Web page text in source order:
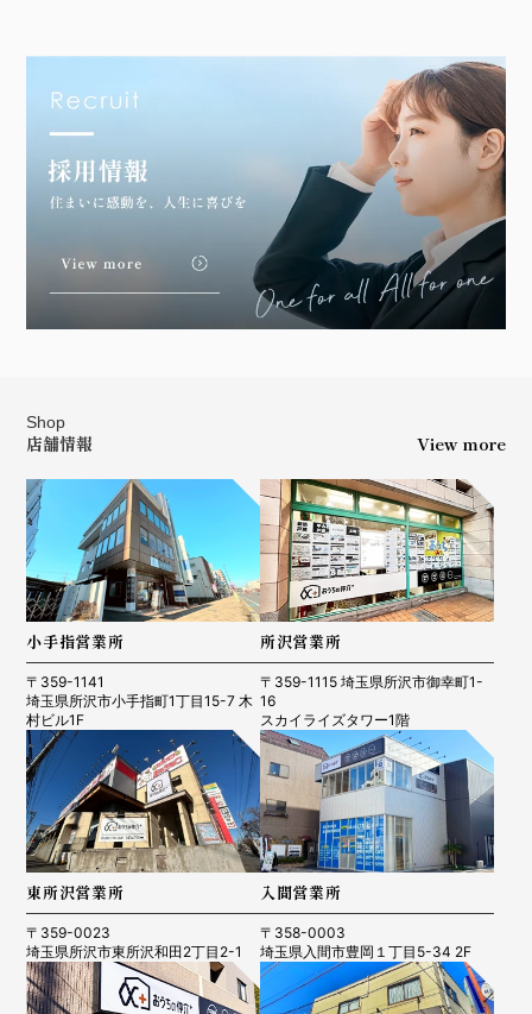
Shop
店舗情報 View more
小手指営業所
〒359-1141
埼玉県所沢市小手指町1丁目15-7 木
村ビル1F
所沢営業所
〒359-1115 埼玉県所沢市御幸町1-
16
スカイライズタワー1階
東所沢営業所
〒359-0023
埼玉県所沢市東所沢和田2丁目2-1
入間営業所
〒358-0003
埼玉県入間市豊岡１丁目5-34 2F